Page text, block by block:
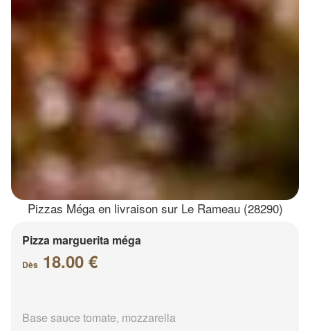
Pizzas Méga en livraison sur Le Rameau (28290)
Pizza marguerita méga
Dès 18.00 €
Base sauce tomate, mozzarella